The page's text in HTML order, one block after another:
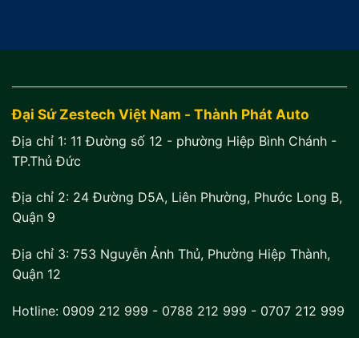
Đại Sứ Zestech Việt Nam - Thành Phát Auto
Địa chỉ 1: 11 Đường số 12 - phường Hiệp Bình Chánh -
TP.Thủ Đức
Địa chỉ 2: 24 Đường D5A, Liên Phường, Phước Long B,
Quận 9
Địa chỉ 3: 753 Nguyễn Ảnh Thủ, Phường Hiệp Thành,
Quận 12
Hotline: 0909 212 999 - 0788 212 999 - 0707 212 999